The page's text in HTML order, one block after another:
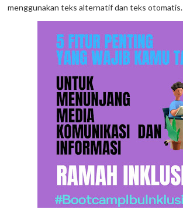
menggunakan teks alternatif dan teks otomatis.